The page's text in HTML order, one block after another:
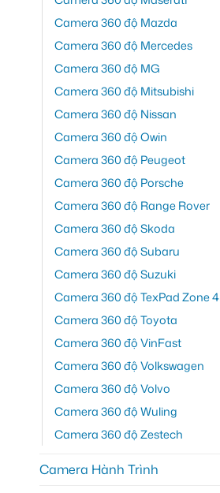
Camera 360 độ Mazda
Camera 360 độ Mercedes
Camera 360 độ MG
Camera 360 độ Mitsubishi
Camera 360 độ Nissan
Camera 360 độ Owin
Camera 360 độ Peugeot
Camera 360 độ Porsche
Camera 360 độ Range Rover
Camera 360 độ Skoda
Camera 360 độ Subaru
Camera 360 độ Suzuki
Camera 360 độ TexPad Zone 4
Camera 360 độ Toyota
Camera 360 độ VinFast
Camera 360 độ Volkswagen
Camera 360 độ Volvo
Camera 360 độ Wuling
Camera 360 độ Zestech
Camera Hành Trình